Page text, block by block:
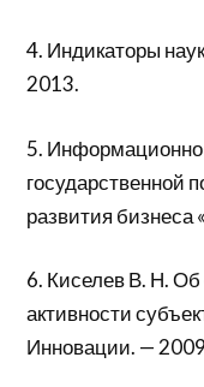
4. Индикаторы
2013.
5.
государственной
развития бизнеса
6. Киселев В. Н. Об
активности
Инновации. —